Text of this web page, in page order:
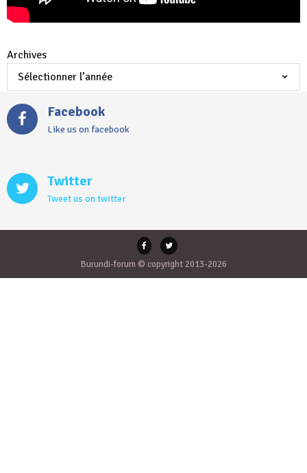
Archives
Facebook
Like us on facebook
Twitter
Tweet us on twitter
Burundi-forum © copyright 2013-2026